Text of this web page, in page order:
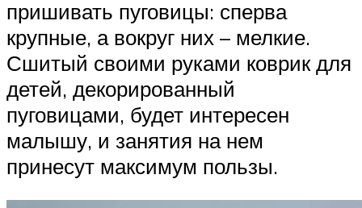
пришивать пуговицы: сперва
крупные, а вокруг них – мелкие.
Сшитый своими руками коврик для
детей, декорированный
пуговицами, будет интересен
малышу, и занятия на нем
принесут максимум пользы.